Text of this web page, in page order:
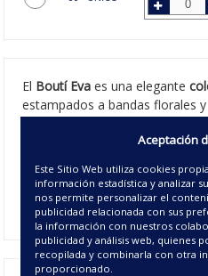
El Boutí Eva es una elegante
estampados a bandas florales
dependiendo del tamaño de
toque de aire fresco a la
precio online.
Aceptación
Este Sitio Web utiliza cookies
información estadística y analizar
nos permite personalizar el
publicidad relacionada con sus
la información con nuestros
publicidad y análisis web, quienes
recopilada y combinarla con otra
proporcionado.